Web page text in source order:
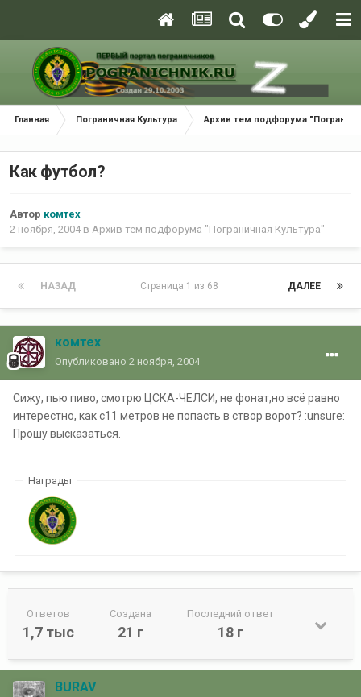
Главная Пограничная Культура Архив тем подфорума
Как футбол?
Автор комтех
2 ноября, 2004в Архив тем подфорума "Пограничная Культура"
НАЗАД ДАЛЕЕ
Страница 1 из 68
комтех
Опубликовано 2 ноября, 2004
Сижу, пью пиво, смотрю ЦСКА-ЧЕЛСИ, не фонат,но всё равно
интерестно, как с11 метров не попасть в створ ворот? :unsure:
Прошу высказаться.
Награды
Ответов
1,7 тыс
Создана
21 г
Последний ответ
18 г
BURAV